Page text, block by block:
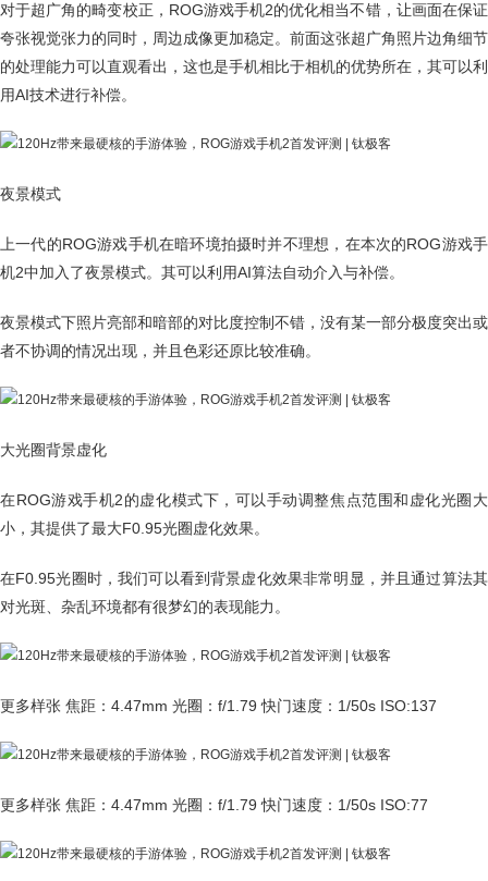
对于超广角的畸变校正，ROG游戏手机2的优化相当不错，让画面在保证
夸张视觉张力的同时，周边成像更加稳定。前面这张超广角照片边角细节
的处理能力可以直观看出，这也是手机相比于相机的优势所在，其可以利
用AI技术进行补偿。
夜景模式
上一代的ROG游戏手机在暗环境拍摄时并不理想，在本次的ROG游戏手
机2中加入了夜景模式。其可以利用AI算法自动介入与补偿。
夜景模式下照片亮部和暗部的对比度控制不错，没有某一部分极度突出或
者不协调的情况出现，并且色彩还原比较准确。
大光圈背景虚化
在ROG游戏手机2的虚化模式下，可以手动调整焦点范围和虚化光圈大
小，其提供了最大F0.95光圈虚化效果。
在F0.95光圈时，我们可以看到背景虚化效果非常明显，并且通过算法其
对光斑、杂乱环境都有很梦幻的表现能力。
更多样张 焦距：4.47mm 光圈：f/1.79 快门速度：1/50s ISO:137
更多样张 焦距：4.47mm 光圈：f/1.79 快门速度：1/50s ISO:77